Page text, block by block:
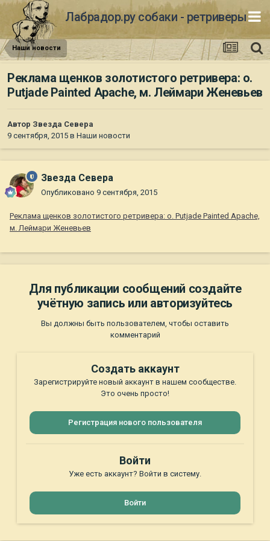
Лабрадор.ру собаки - ретриверы
Наши новости
Реклама щенков золотистого ретривера: о.
Putjade Painted Apache, м. Леймари Женевьев
Автор Звезда Севера
9 сентября, 2015 в Наши новости
Звезда Севера
Опубликовано 9 сентября, 2015
Реклама щенков золотистого ретривера: о. Putjade Painted Apache,
м. Леймари Женевьев
Для публикации сообщений создайте
учётную запись или авторизуйтесь
Вы должны быть пользователем, чтобы оставить
комментарий
Создать аккаунт
Зарегистрируйте новый аккаунт в нашем сообществе.
Это очень просто!
Регистрация нового пользователя
Войти
Уже есть аккаунт? Войти в систему.
Войти